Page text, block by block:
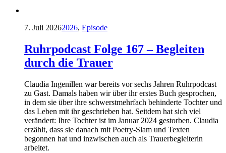
7. Juli 20262026, Episode
Ruhrpodcast Folge 167 – Begleiten
durch die Trauer
Claudia Ingenillen war bereits vor sechs Jahren Ruhrpodcast
zu Gast. Damals haben wir über ihr erstes Buch gesprochen,
in dem sie über ihre schwerstmehrfach behinderte Tochter und
das Leben mit ihr geschrieben hat. Seitdem hat sich viel
verändert: Ihre Tochter ist im Januar 2024 gestorben. Claudia
erzählt, dass sie danach mit Poetry-Slam und Texten
begonnen hat und inzwischen auch als Trauerbegleiterin
arbeitet.